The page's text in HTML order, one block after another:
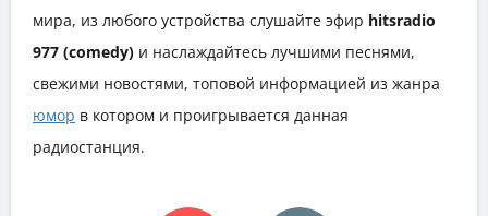
мира, из любого устройства слушайте эфир hitsradio
977 (comedy) и наслаждайтесь лучшими песнями,
свежими новостями, топовой информацией из жанра
юмор в котором и проигрывается данная
радиостанция.